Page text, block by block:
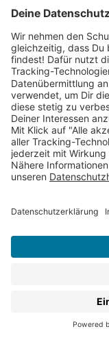
Rücksendungen
Datenschutz
Impressum
Barrierefreiheit
Cookies
Folge uns auf
*
** Lieferzeit 1-3